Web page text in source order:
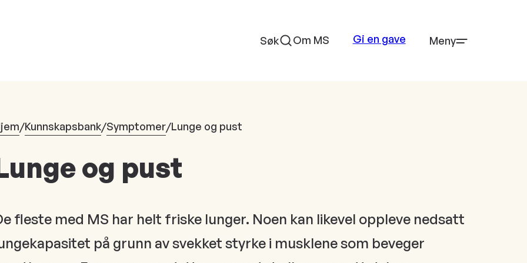
Søk Om MS Gi en gave Meny
/Kunnskapsbank/Symptomer/Lunge og pust
og pust
fleste med MS har helt friske lunger. Noen kan likevel oppleve nedsatt
på grunn av svekket styrke i musklene som beveger